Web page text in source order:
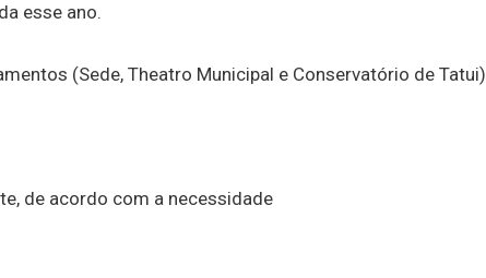
esse ano.
(Sede, Theatro Municipal e Conservatório de Tatui)
de acordo com a necessidade